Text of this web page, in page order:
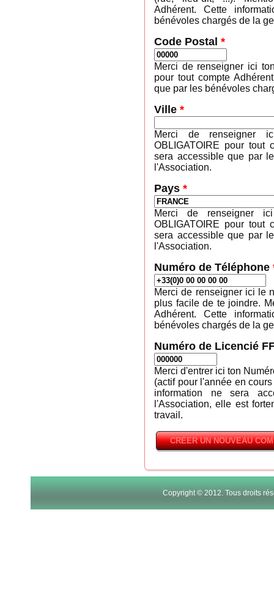
Adhérent. Cette
bénévoles chargés de la
Code Postal *
Merci de renseigner ici
pour tout compte
que par les bénévoles
Ville *
Merci de renseigner
OBLIGATOIRE pour tout
sera accessible que par
l'Association.
Pays *
Merci de renseigner
OBLIGATOIRE pour tout
sera accessible que par
l'Association.
Numéro de Téléphone
Merci de renseigner ici le
plus facile de te joindre.
Adhérent. Cette
bénévoles chargés de la
Numéro de Licencié
Merci d'entrer ici ton
(actif pour l'année en
information ne sera
l'Association, elle est
travail.
Copyright © 2012. Tous droits